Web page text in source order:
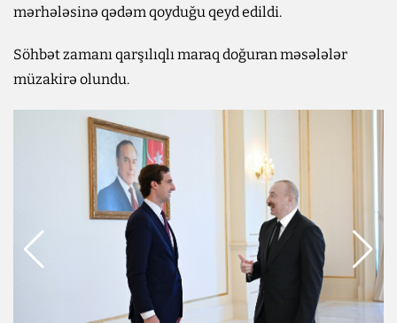
mərhələsinə qədəm qoyduğu qeyd edildi.
Söhbət zamanı qarşılıqlı maraq doğuran məsələlər
müzakirə olundu.